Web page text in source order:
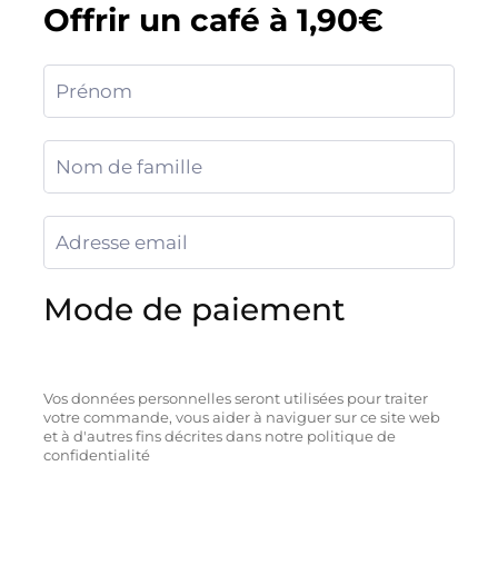
Offrir un café à 1,90€
Mode de paiement
Vos données personnelles seront utilisées pour traiter
votre commande, vous aider à naviguer sur ce site web
et à d'autres fins décrites dans notre politique de
confidentialité